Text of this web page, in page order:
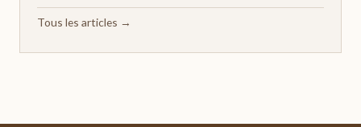
Tous les articles →